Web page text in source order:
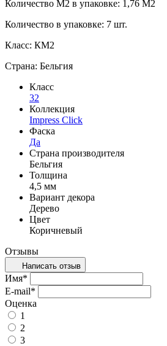
Количество М2 в упаковке: 1,76 М2
Количество в упаковке: 7 шт.
Класс: КМ2
Страна: Бельгия
Класс
32
Коллекция
Impress Click
Фаска
Да
Страна производителя
Бельгия
Толщина
4,5 мм
Вариант декора
Дерево
Цвет
Коричневый
Отзывы
Написать отзыв
Имя*
E-mail*
Оценка
1
2
3